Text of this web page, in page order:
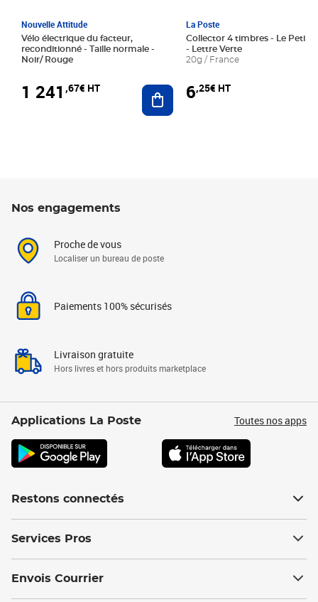
Nouvelle Attitude
Vélo électrique du facteur,
reconditionné - Taille normale -
Noir/ Rouge
1 241 ,67€ HT Ajouter au panier
La Poste
Collector 4 timbres - Le Petit
- Lettre Verte
20g / France
6,25€ HT
Nos engagements
Proche de vous
Localiser un bureau de poste
Paiements 100% sécurisés
Livraison gratuite
Hors livres et hors produits marketplace
Applications La Poste Toutes nos apps
Restons connectés
Services Pros
Envois Courrier